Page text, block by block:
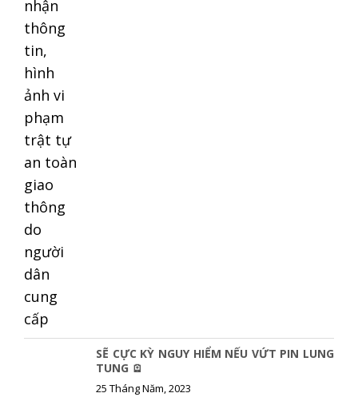
SẼ CỰC KỲ NGUY HIỂM NẾU VỨT PIN LUNG
TUNG 🪫
25 Tháng Năm, 2023